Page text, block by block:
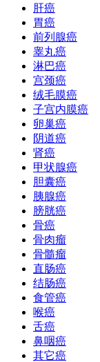
肝癌
胃癌
前列腺癌
睾丸癌
淋巴癌
宫颈癌
绒毛膜癌
子宫内膜癌
卵巢癌
阴道癌
肾癌
甲状腺癌
胆囊癌
胰腺癌
膀胱癌
骨癌
骨肉瘤
骨髓瘤
直肠癌
结肠癌
食管癌
喉癌
舌癌
鼻咽癌
其它癌